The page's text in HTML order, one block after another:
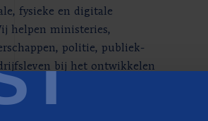
fysieke en digitale
helpen ministeries,
politie, publiek-
bij het ontwikkelen
competente mensen.